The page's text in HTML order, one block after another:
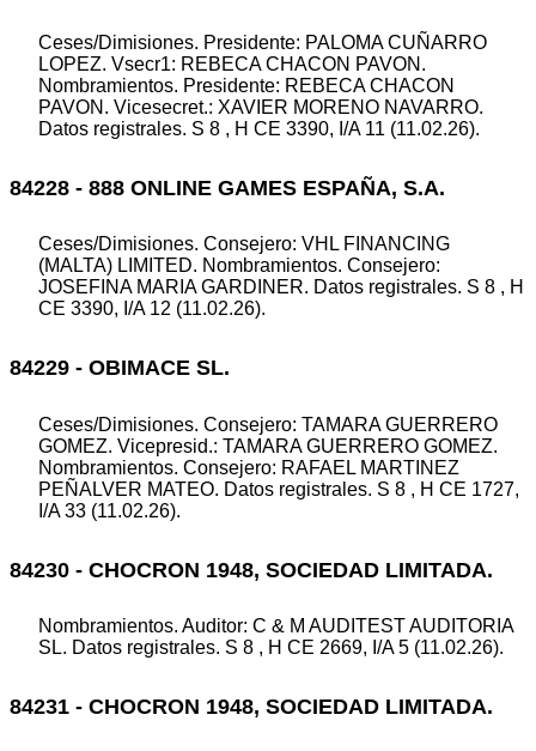
Ceses/Dimisiones. Presidente: PALOMA CUÑARRO
LOPEZ. Vsecr1: REBECA CHACON PAVON.
Nombramientos. Presidente: REBECA CHACON
PAVON. Vicesecret.: XAVIER MORENO NAVARRO.
Datos registrales. S 8 , H CE 3390, I/A 11 (11.02.26).
84228 - 888 ONLINE GAMES ESPAÑA, S.A.
Ceses/Dimisiones. Consejero: VHL FINANCING
(MALTA) LIMITED. Nombramientos. Consejero:
JOSEFINA MARIA GARDINER. Datos registrales. S 8 , H
CE 3390, I/A 12 (11.02.26).
84229 - OBIMACE SL.
Ceses/Dimisiones. Consejero: TAMARA GUERRERO
GOMEZ. Vicepresid.: TAMARA GUERRERO GOMEZ.
Nombramientos. Consejero: RAFAEL MARTINEZ
PEÑALVER MATEO. Datos registrales. S 8 , H CE 1727,
I/A 33 (11.02.26).
84230 - CHOCRON 1948, SOCIEDAD LIMITADA.
Nombramientos. Auditor: C & M AUDITEST AUDITORIA
SL. Datos registrales. S 8 , H CE 2669, I/A 5 (11.02.26).
84231 - CHOCRON 1948, SOCIEDAD LIMITADA.